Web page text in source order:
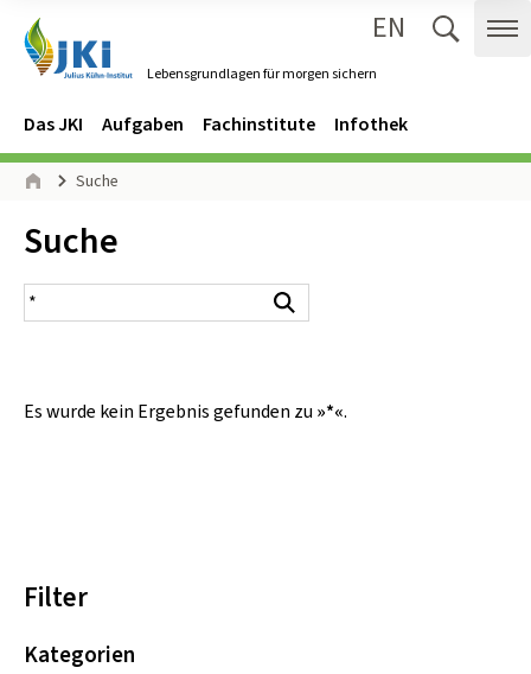
Lebensgrundlagen für morgen sichern
EN
Navigation
Hauptmenü
Das JKI Aufgaben Fachinstitute Infothek
Seitenpfad
Suche
Inhalt:
Suche
Suchergebnis
Es wurde kein Ergebnis gefunden zu »*«.
Filter
Kategorien